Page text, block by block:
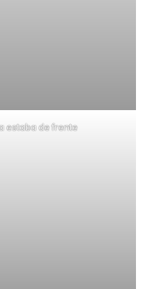
estaba de frente